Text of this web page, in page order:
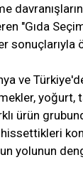
"Gıda
sonuçlarıyla
ve
yoğurt,
ürün
yolunun